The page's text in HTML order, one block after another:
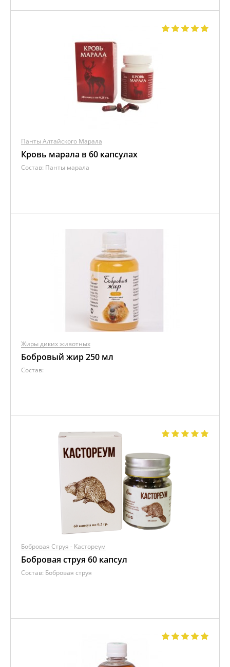
Панты Алтайского Марала
Кровь марала в 60 капсулах
Состав: Панты марала
Жиры диких животных
Бобровый жир 250 мл
Состав:
Бобровая Струя - Кастореум
Бобровая струя 60 капсул
Состав: Бобровая струя